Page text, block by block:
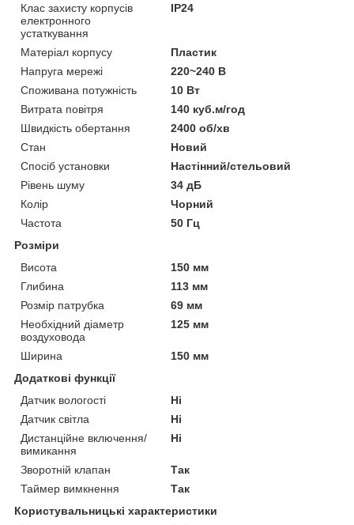
Клас захисту корпусів
електронного
устаткування
IP24
Матеріал корпусу
Пластик
Напруга мережі
220~240 В
Споживана потужність
10 Вт
Витрата повітря
140 куб.м/год
Швидкість обертання
2400 об/хв
Стан
Новий
Спосіб установки
Настінний/стельовий
Рівень шуму
34 дБ
Колір
Чорний
Частота
50 Гц
Розміри
Висота
150 мм
Глибина
113 мм
Розмір патрубка
69 мм
Необхідний діаметр
воздуховода
125 мм
Ширина
150 мм
Додаткові функції
Датчик вологості
Ні
Датчик світла
Ні
Дистанційне включення/
вимикання
Ні
Зворотній клапан
Так
Таймер вимкнення
Так
Користувальницькі характеристики